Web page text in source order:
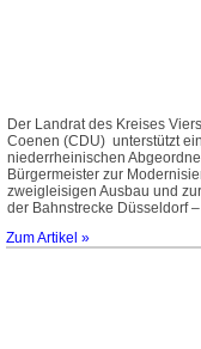
Der Landrat des Kreises
Coenen (CDU) unterstützt
niederrheinischen
Bürgermeister zur
zweigleisigen Ausbau und
der Bahnstrecke Düsseldorf
Zum Artikel »